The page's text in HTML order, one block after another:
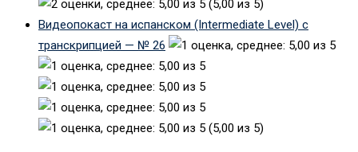
(5,00 из 5)
Видеопокаст на испанском (Intermediate Level) с
транскрипцией — № 26
(5,00 из 5)